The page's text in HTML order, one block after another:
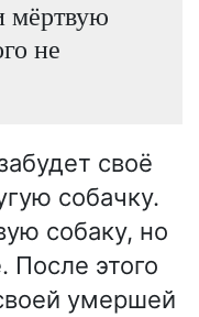
мёртвую
не
своё
собачку.
собаку, но
После этого
умершей